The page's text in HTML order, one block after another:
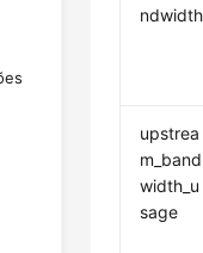
ndwidth
upstrea
m_band
width_u
sage